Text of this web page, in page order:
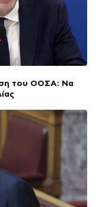
του ΟΟΣΑ: Να